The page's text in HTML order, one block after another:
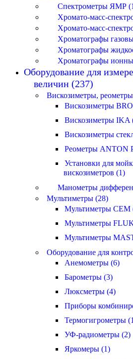
Спектрометры ЯМР
Хромато-масс-
Хромато-масс-
Хроматографы
Хроматографы
Хроматографы
Оборудование для
величин (237)
Вискозиметры,
Вискозиметры
Вискозиметры IKA
Вискозиметры
Реометры ANTON
Установки для
вискозиметров (1)
Манометры
Мультиметры (28)
Мультиметры CEM
Мультиметры
Мультиметры
Оборудование для
Анемометры (6)
Барометры (3)
Люксметры (4)
Приборы
Термогигрометры
УФ-радиометры (2)
Яркомеры (1)